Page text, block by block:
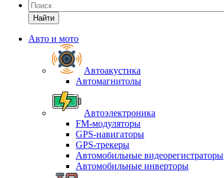
Найти
Авто и мото
Автоакустика
Автомагнитолы
Автоэлектроника
FM-модуляторы
GPS-навигаторы
GPS-трекеры
Автомобильные видеорегистраторы
Автомобильные инверторы